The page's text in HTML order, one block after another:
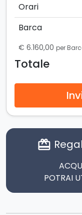
Orari
Barca
€ 6.160,00 per
Totale
card_giftcard
POTRAI